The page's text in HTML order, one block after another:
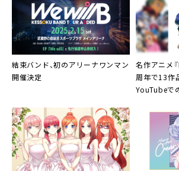
21.Today
アンコール
22.Light the Fire Up in the Night
23.Light the Fire Up in the Night
24.Reach Out To The Truth
結束バンド、初のアリーナワンマン
開催決定
名作アニメ
周年で13作
YouTubeで